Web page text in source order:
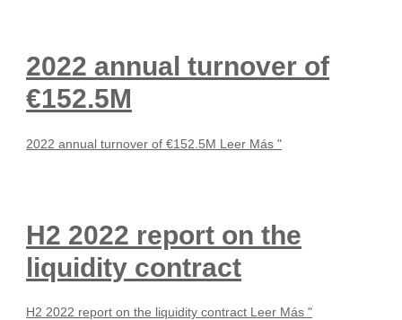
2022 annual turnover of
€152.5M
2022 annual turnover of €152.5M Leer Más "
H2 2022 report on the
liquidity contract
H2 2022 report on the liquidity contract Leer Más "